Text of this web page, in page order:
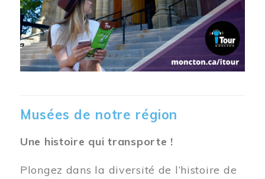
Musées de notre région
Une histoire qui transporte !
Plongez dans la diversité de l’histoire de